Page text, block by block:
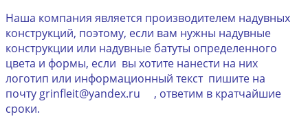
Наша компания является производителем надувных
конструкций, поэтому, если вам нужны надувные
конструкции или надувные батуты определенного
цвета и формы, если вы хотите нанести на них
логотип или информационный текст пишите на
почту grinfleit@yandex.ru , ответим в кратчайшие
сроки.